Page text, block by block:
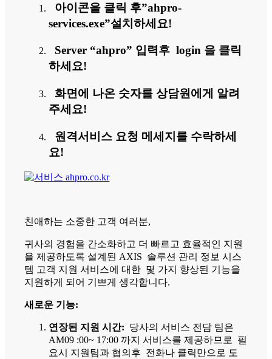
아이콘을 클릭 후”ahpro-
services.exe”설치하세요!
Server “ahpro” 입력후 login 을 클릭
하세요!
화면에 나온 숫자를 상담원에게 알려
주세요!
원격서비스 요청 메세지를 수락하세
요!
친애하는 소중한 고객 여러분,
귀사의 경험을 간소화하고 더 빠르고 효율적인 지원
을 제공하도록 설계된 AXIS 솔루션 관리 정보 시스
템 고객 지원 서비스에 대한 몇 가지 향상된 기능을
지원하게 되어 기쁘게 생각합니다.
새로운 기능:
연장된 지원 시간: 당사의 서비스 전담 팀은
AM09 :00~ 17:00 까지 서비스를 제공하므로 필
요시 지원팀과 협의후 전화나 클릭만으로 도